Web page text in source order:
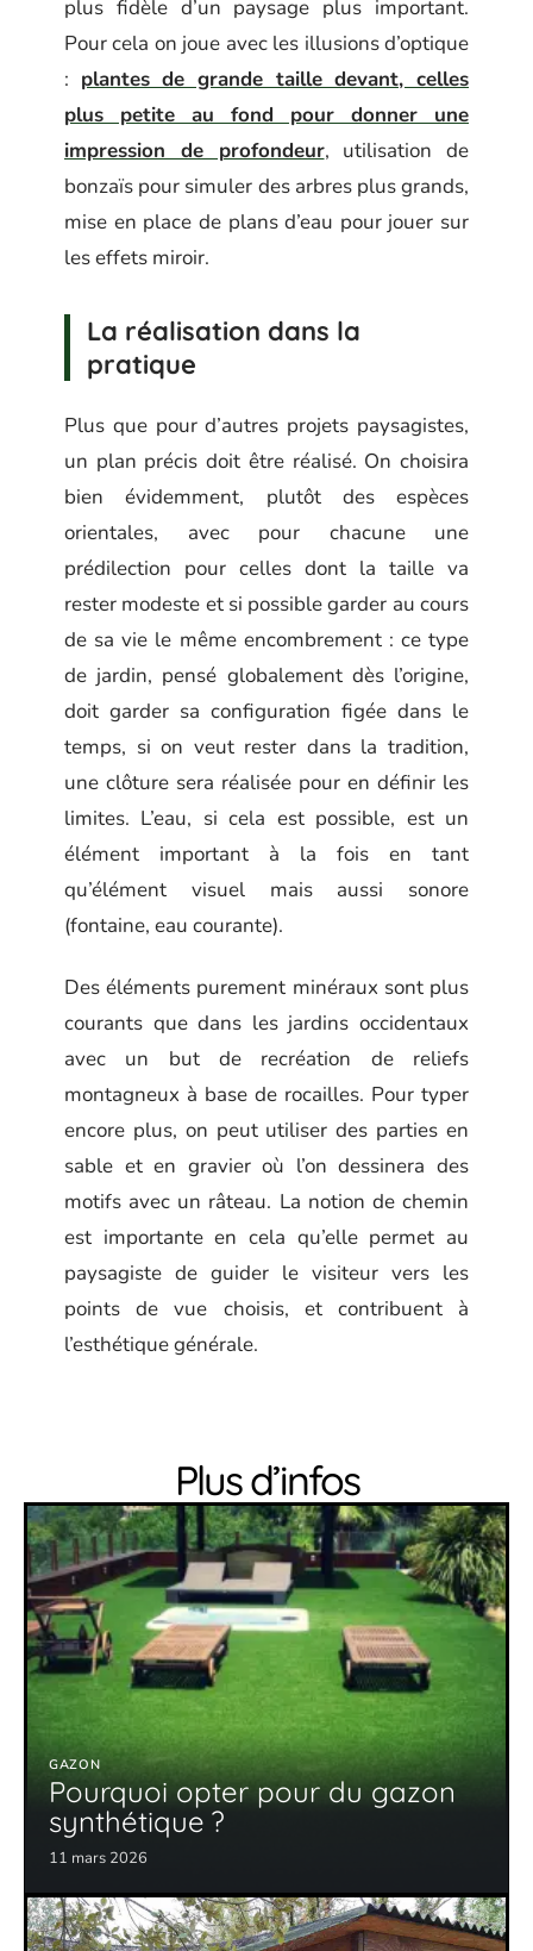
plus fidèle d’un paysage plus important.
Pour cela on joue avec les illusions d’optique
: plantes de grande taille devant, celles
plus petite au fond pour donner une
impression de profondeur, utilisation de
bonzaïs pour simuler des arbres plus grands,
mise en place de plans d’eau pour jouer sur
les effets miroir.
La réalisation dans la
pratique
Plus que pour d’autres projets paysagistes,
un plan précis doit être réalisé. On choisira
bien évidemment, plutôt des espèces
orientales, avec pour chacune une
prédilection pour celles dont la taille va
rester modeste et si possible garder au cours
de sa vie le même encombrement : ce type
de jardin, pensé globalement dès l’origine,
doit garder sa configuration figée dans le
temps, si on veut rester dans la tradition,
une clôture sera réalisée pour en définir les
limites. L’eau, si cela est possible, est un
élément important à la fois en tant
qu’élément visuel mais aussi sonore
(fontaine, eau courante).
Des éléments purement minéraux sont plus
courants que dans les jardins occidentaux
avec un but de recréation de reliefs
montagneux à base de rocailles. Pour typer
encore plus, on peut utiliser des parties en
sable et en gravier où l’on dessinera des
motifs avec un râteau. La notion de chemin
est importante en cela qu’elle permet au
paysagiste de guider le visiteur vers les
points de vue choisis, et contribuent à
l’esthétique générale.
Plus d’infos
GAZON
Pourquoi opter pour du gazon
synthétique ?
11 mars 2026